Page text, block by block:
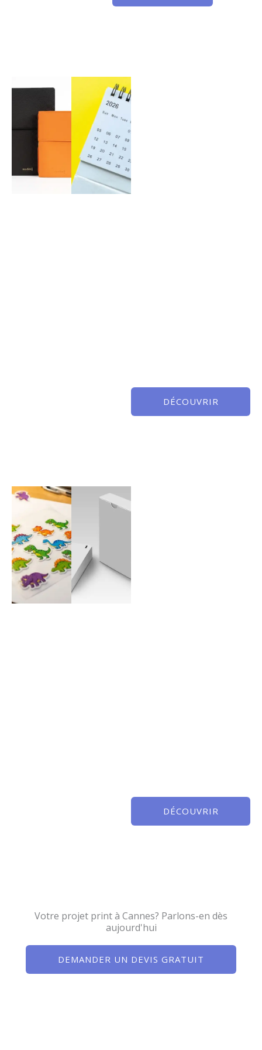
DÉCOUVRIR
DÉCOUVRIR
Votre projet print à Cannes? Parlons-en dès
aujourd'hui
DEMANDER UN DEVIS GRATUIT